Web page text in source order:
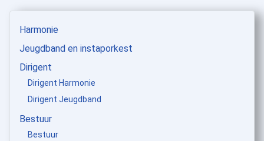
Harmonie
Jeugdband en instaporkest
Dirigent
Dirigent Harmonie
Dirigent Jeugdband
Bestuur
Bestuur